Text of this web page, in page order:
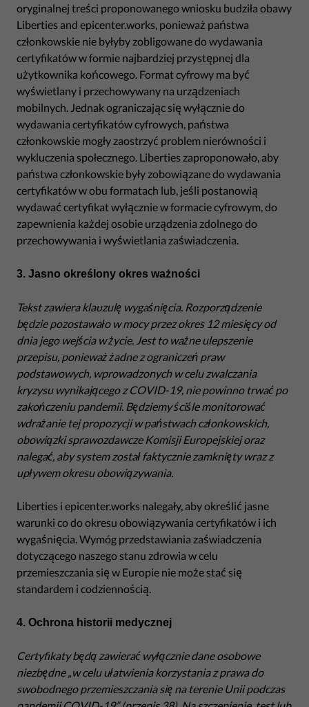
oryginalnej treści proponowanego wniosku budziła obawy
Liberties and epicenter.works, ponieważ państwa
członkowskie nie byłyby zobligowane do wydawania
certyfikatów w formie najbardziej przystępnej dla
użytkownika końcowego. Format cyfrowy ma być
wyświetlany i przechowywany na urządzeniach
mobilnych. Jednak ograniczając się wyłącznie do
wydawania certyfikatów cyfrowych, państwa
członkowskie mogły zaostrzyć problem nierówności i
wykluczenia społecznego. Liberties zaproponowało, aby
państwa członkowskie były zobowiązane do wydawania
certyfikatów w obu formatach lub, jeśli postanowią
wydawać certyfikat wyłącznie w formacie cyfrowym, do
zapewnienia każdej osobie urządzenia zdolnego do
przechowywania i wyświetlania zaświadczenia.
3. Jasno określony okres ważności
Tekst zawiera klauzulę wygaśnięcia. Rozporządzenie
będzie pozostawało w mocy przez okres 12 miesięcy od
dnia jego wejścia w życie. Jest to ważne ulepszenie
przepisu, ponieważ żadne z ograniczeń praw
podstawowych, wprowadzonych w celu zwalczania
kryzysu wynikającego z COVID-19, nie powinno trwać po
zakończeniu pandemii. Będziemy ściśle monitorować
wdrażanie tej propozycji w państwach członkowskich,
obowiązki sprawozdawcze Komisji Europejskiej oraz
nalegać, aby system został faktycznie zamknięty wraz z
upływem okresu obowiązywania.
Liberties i epicenter.works nalegały, aby określić jasne
warunki co do okresu obowiązywania certyfikatów i ich
wygaśnięcia. Wymóg przedstawiania zaświadczenia
dotyczącego naszego stanu zdrowia w celu
przemieszczania się w Europie nie może stać się
standardem i codziennością.
4. Ochrona historii medycznej
Certyfikaty będą zawierać wyłącznie dane osobowe
niezbędne „w celu ułatwienia korzystania z prawa do
swobodnego przemieszczania się na terenie Unii podczas